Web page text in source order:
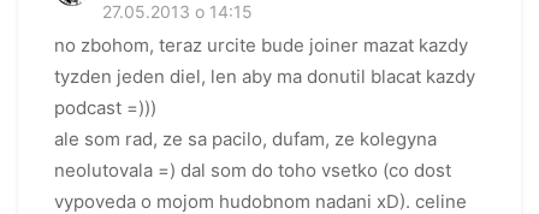
27.05.2013 o 14:15
no zbohom, teraz urcite bude joiner mazat kazdy
tyzden jeden diel, len aby ma donutil blacat kazdy
podcast =)))
ale som rad, ze sa pacilo, dufam, ze kolegyna
neolutovala =) dal som do toho vsetko (co dost
vypoveda o mojom hudobnom nadani xD). celine